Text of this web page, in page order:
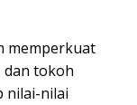
memperkuat
dan tokoh
nilai-nilai